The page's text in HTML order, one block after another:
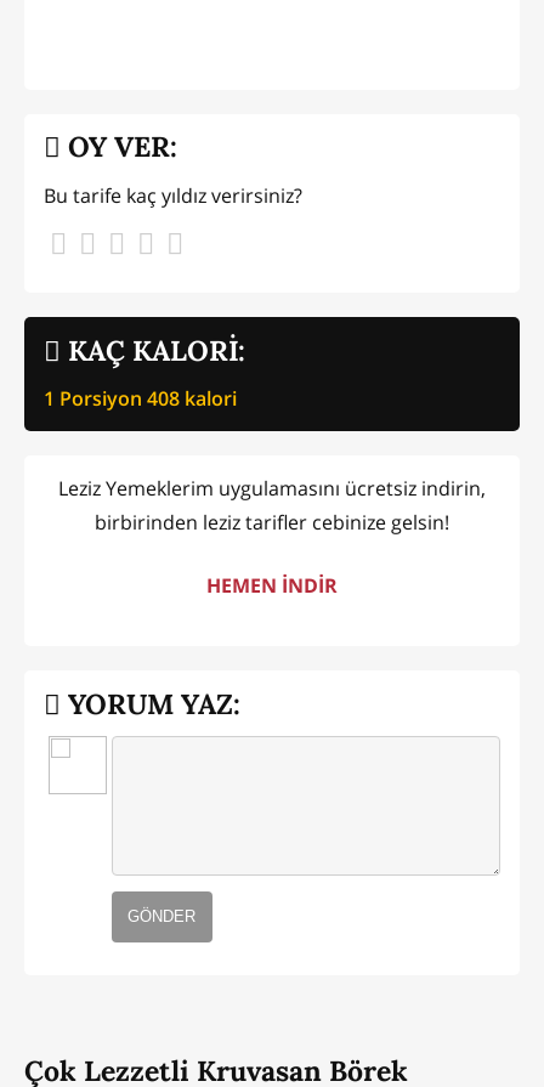
KAÇ KALORİ:
1 Porsiyon 408 kalori
OY VER:
Bu tarife kaç yıldız verirsiniz?
Leziz Yemeklerim uygulamasını ücretsiz indirin,
birbirinden leziz tarifler cebinize gelsin!
HEMEN İNDİR
YORUM YAZ:
GÖNDER
Çok Lezzetli Kruvasan Börek